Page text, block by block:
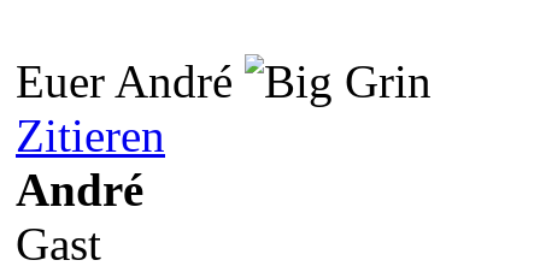
Euer André
Zitieren
André
Gast